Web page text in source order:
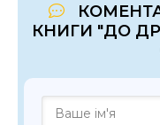
КНИГИ "ДО